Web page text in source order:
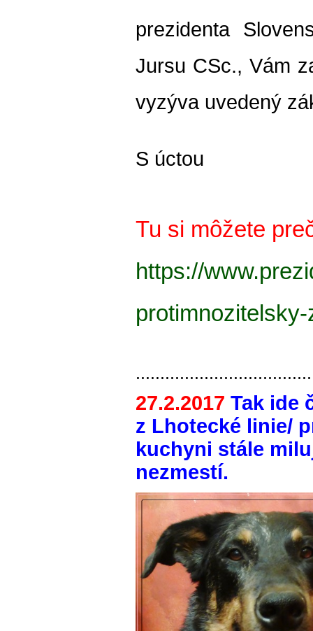
prezidenta
Jursu CSc., Vám
vyzýva uvedený
S úctou
Tu si môžete
https://
27.2.2017 Tak ide
z Lhotecké linie/
kuchyni stále
nezmestí.